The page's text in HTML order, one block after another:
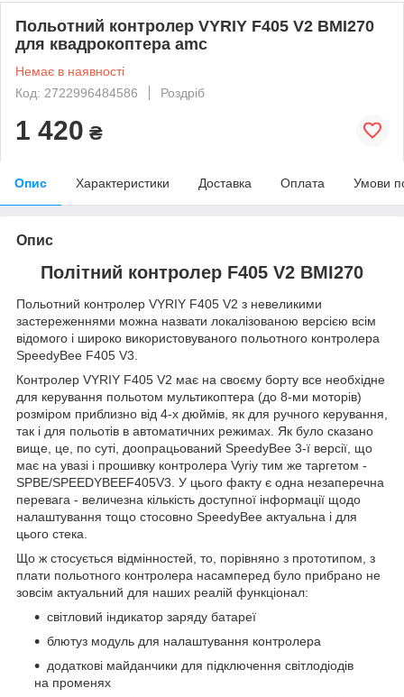
Польотний контролер VYRIY F405 V2 BMI270
для квадрокоптера amc
Немає в наявності
Код: 2722996484586
Роздріб
1 420 ₴
Опис Характеристики Доставка Оплата Умови
Опис
Політний контролер F405 V2 BMI270
Польотний контролер VYRIY F405 V2 з невеликими
застереженнями можна назвати локалізованою версією всім
відомого і широко використовуваного польотного контролера
SpeedyBee F405 V3.
Контролер VYRIY F405 V2 має на своєму борту все необхідне
для керування польотом мультикоптера (до 8-ми моторів)
розміром приблизно від 4-х дюймів, як для ручного керування,
так і для польотів в автоматичних режимах. Як було сказано
вище, це, по суті, доопрацьований SpeedyBee 3-ї версії, що
має на увазі і прошивку контролера Vyriy тим же таргетом -
SPBE/SPEEDYBEEF405V3. У цього факту є одна незаперечна
перевага - величезна кількість доступної інформації щодо
налаштування тощо стосовно SpeedyBee актуальна і для
цього стека.
Що ж стосується відмінностей, то, порівняно з прототипом, з
плати польотного контролера насамперед було прибрано не
зовсім актуальний для наших реалій функціонал:
світловий індикатор заряду батареї
блютуз модуль для налаштування контролера
додаткові майданчики для підключення світлодіодів
на променях